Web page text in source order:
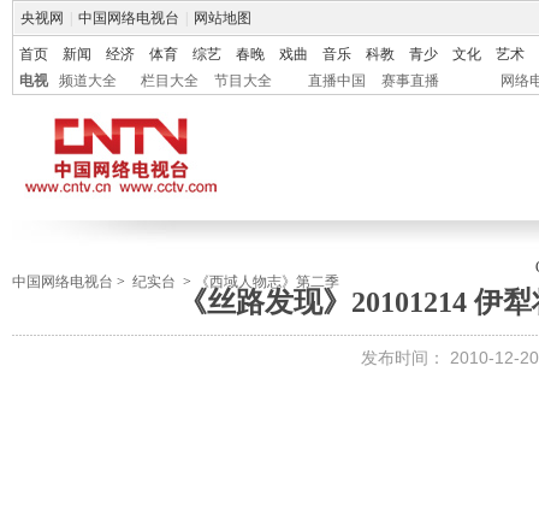
央视网 中国网络电视台 网站地图
首页 新闻 经济 体育 综艺 春晚 戏曲 音乐 科教 青少 文化
艺术
电视
频道大全 栏目大全 节目大全 直播中国 赛事直播 网络
中国网络电视台 > 纪实台 > 《西域人物志》第二季
《丝路发现》20101214 伊
发布时间： 2010-12-